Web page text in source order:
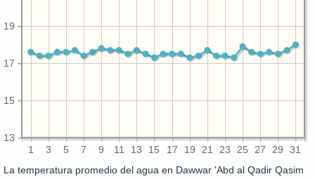
1 3 5 7 9 11 13 15 17 19 21 23 25 27 29 31
13
15
17
19
La temperatura promedio del agua en Dawwar 'Abd al Qadir Qasim